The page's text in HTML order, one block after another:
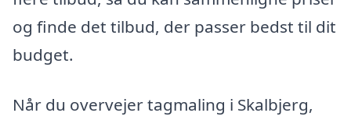
og finde det tilbud, der passer bedst til dit
budget.
Når du overvejer tagmaling i Skalbjerg,